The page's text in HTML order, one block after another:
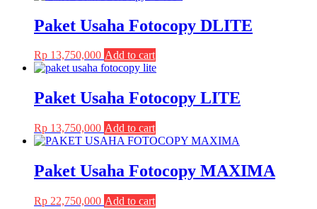
Paket Usaha Fotocopy DLITE
Rp 13,750,000 Add to cart
Paket Usaha Fotocopy LITE
Rp 13,750,000 Add to cart
Paket Usaha Fotocopy MAXIMA
Rp 22,750,000 Add to cart